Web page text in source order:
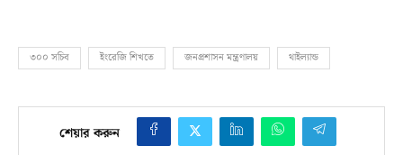
৩০০ সচিব ইংরেজি শিখতে জনপ্রশাসন মন্ত্রণালয় থাইল্যান্ড
শেয়ার করুন